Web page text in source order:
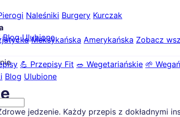
Naleśniki Burgery Kurczak
Meksykańska Amerykańska Zobacz
💪 Przepisy Fit 🥗 Wegetariańskie 🌱
Blog Ulubione
Blog Ulubione
jedzenie. Każdy przepis z dokładnymi